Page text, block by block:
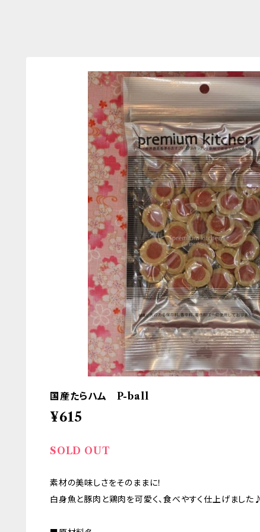
国産たらハム P-ball
¥615
SOLD OUT
素材の美味しさをそのままに！
白身魚と豚肉と鶏肉を可愛く、食べやすく仕上げまし